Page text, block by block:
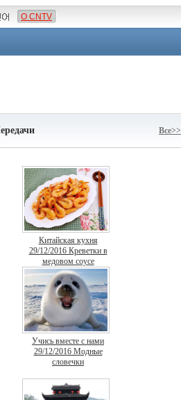
О CNTV
Все>>
Китайская кухня
29/12/2016 Креветки в
медовом соусе
Учись вместе с нами
29/12/2016 Модные
словечки